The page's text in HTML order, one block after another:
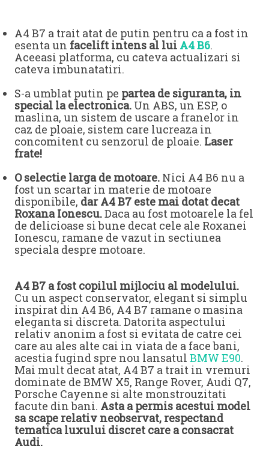
A4 B7 a trait atat de putin pentru ca a fost in
esenta un facelift intens al lui A4 B6.
Aceeasi platforma, cu cateva actualizari si
cateva imbunatatiri.
S-a umblat putin pe partea de siguranta, in
special la electronica. Un ABS, un ESP, o
maslina, un sistem de uscare a franelor in
caz de ploaie, sistem care lucreaza in
concomitent cu senzorul de ploaie. Laser
frate!
O selectie larga de motoare. Nici A4 B6 nu a
fost un scartar in materie de motoare
disponibile, dar A4 B7 este mai dotat decat
Roxana Ionescu.Daca au fost motoarele la fel
de delicioase si bune decat cele ale Roxanei
Ionescu, ramane de vazut in sectiunea
speciala despre motoare.
A4 B7 a fost copilul mijlociu al modelului.
Cu un aspect conservator, elegant si simplu
inspirat din A4 B6, A4 B7 ramane o masina
eleganta si discreta. Datorita aspectului
relativ anonim a fost si evitata de catre cei
care au ales alte cai in viata de a face bani,
acestia fugind spre nou lansatul BMW E90.
Mai mult decat atat, A4 B7 a trait in vremuri
dominate de BMW X5, Range Rover, Audi Q7,
Porsche Cayenne si alte monstrouzitati
facute din bani. Asta a permis acestui model
sa scape relativ neobservat, respectand
tematica luxului discret care a consacrat
Audi.